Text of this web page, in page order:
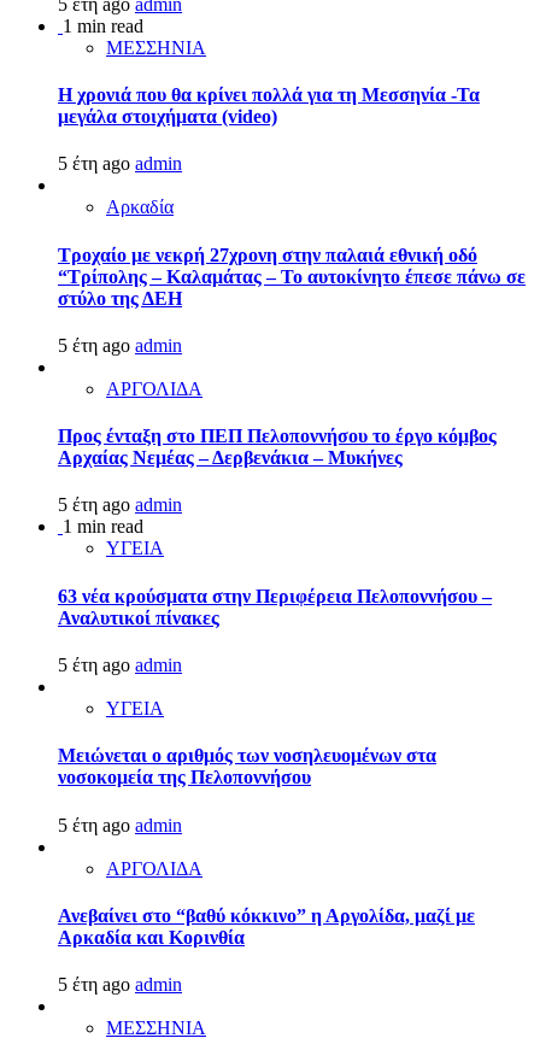
1 min read
ΜΕΣΣΗΝΙΑ
Η χρονιά που θα κρίνει πολλά για τη Μεσσηνία -Τα
μεγάλα στοιχήματα (video)
5 έτη ago admin
Αρκαδία
Τροχαίο με νεκρή 27χρονη στην παλαιά εθνική οδό
“Τρίπολης – Καλαμάτας – Το αυτοκίνητο έπεσε πάνω σε
στύλο της ΔΕΗ
5 έτη ago admin
ΑΡΓΟΛΙΔΑ
Προς ένταξη στο ΠΕΠ Πελοποννήσου το έργο κόμβος
Αρχαίας Νεμέας – Δερβενάκια – Μυκήνες
5 έτη ago admin
1 min read
ΥΓΕΙΑ
63 νέα κρούσματα στην Περιφέρεια Πελοποννήσου –
Αναλυτικοί πίνακες
5 έτη ago admin
ΥΓΕΙΑ
Μειώνεται ο αριθμός των νοσηλευομένων στα
νοσοκομεία της Πελοποννήσου
5 έτη ago admin
ΑΡΓΟΛΙΔΑ
Ανεβαίνει στο “βαθύ κόκκινο” η Αργολίδα, μαζί με
Αρκαδία και Κορινθία
5 έτη ago admin
ΜΕΣΣΗΝΙΑ